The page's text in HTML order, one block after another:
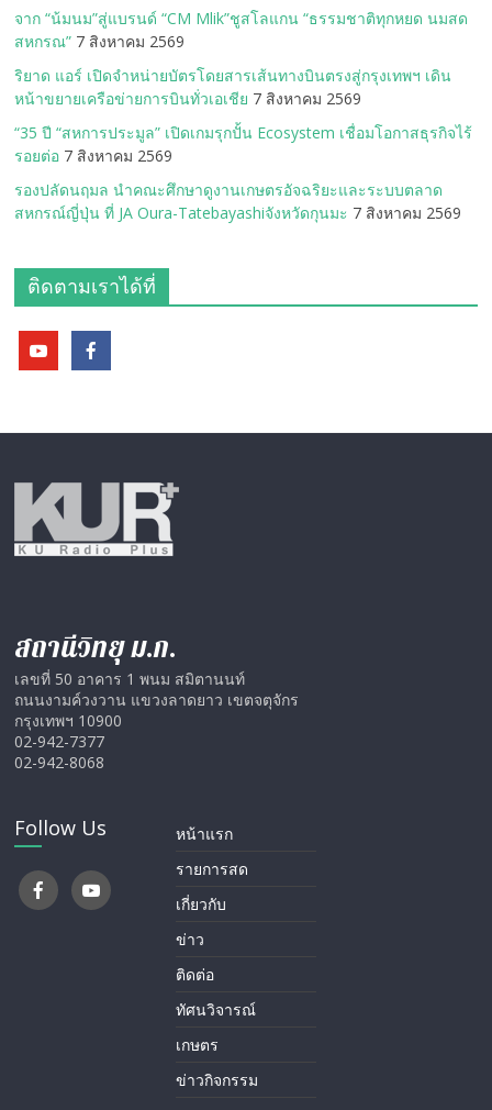
จาก “น้มนม”สู่แบรนด์ “CM Mlik”ชูสโลแกน “ธรรมชาติทุกหยด นมสด
สหกรณ” 7 สิงหาคม 2569
ริยาด แอร์ เปิดจำหน่ายบัตรโดยสารเส้นทางบินตรงสู่กรุงเทพฯ เดิน
หน้าขยายเครือข่ายการบินทั่วเอเชีย 7 สิงหาคม 2569
“35 ปี “สหการประมูล” เปิดเกมรุกปั้น Ecosystem เชื่อมโอกาสธุรกิจไร้
รอยต่อ 7 สิงหาคม 2569
รองปลัดนฤมล นำคณะศึกษาดูงานเกษตรอัจฉริยะและระบบตลาด
สหกรณ์ญี่ปุ่น ที่ JA Oura-Tatebayashiจังหวัดกุนมะ 7 สิงหาคม 2569
ติดตามเราได้ที่
สถานีวิทยุ ม.ก.
เลขที่ 50 อาคาร 1 พนม สมิตานนท์
ถนนงามค์วงวาน แขวงลาดยาว เขตจตุจักร
กรุงเทพฯ 10900
02-942-7377
02-942-8068
Follow Us
หน้าแรก
รายการสด
เกี่ยวกับ
ข่าว
ติดต่อ
ทัศนวิจารณ์
เกษตร
ข่าวกิจกรรม